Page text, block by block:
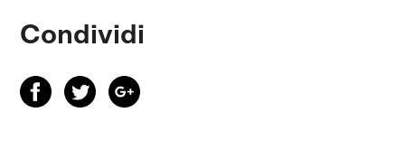
Condividi